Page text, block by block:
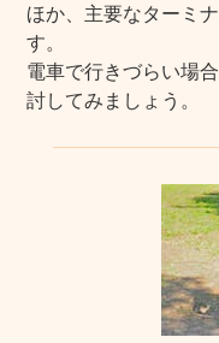
ほか、主要なターミ
す。
電車で行きづらい場
討してみましょう。